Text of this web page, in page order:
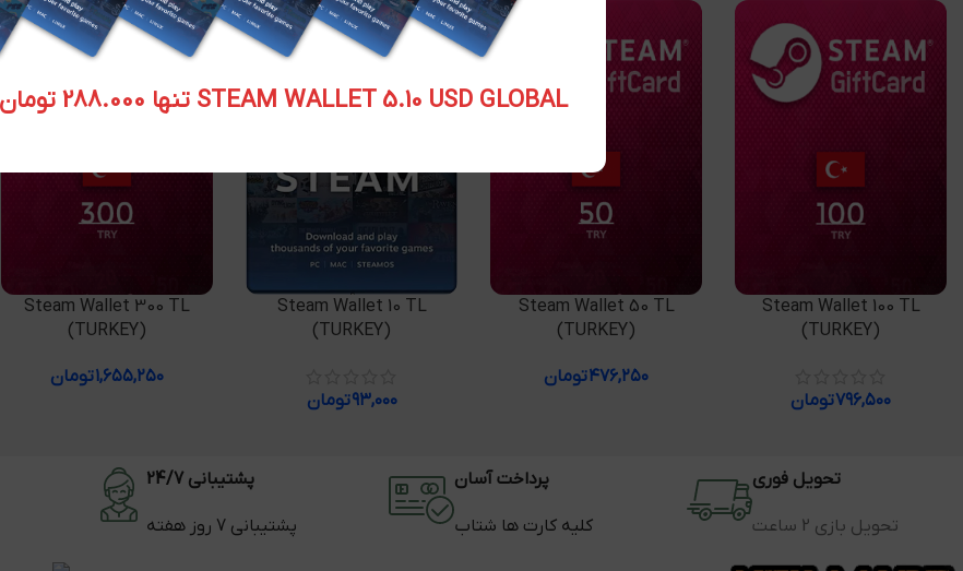
STEAM WALLET 5.10 USD GLOBAL تنها 288.000 تومان تحویل آنی
افزودن به سبد خرید
Steam Wallet 100 TL
(TURKEY)
۷۹۶,۵۰۰تومان
افزودن به سبد خرید
Steam Wallet 50 TL
(TURKEY)
۴۷۶,۲۵۰تومان
افزودن به سبد خرید
Steam Wallet 10 TL
(TURKEY)
۹۳,۰۰۰تومان
افزودن به سبد خرید
Steam Wallet 300 TL
(TURKEY)
۱,۶۵۵,۲۵۰تومان
تحویل فوری
تحویل بازی 2 ساعت
پرداخت آسان
کلیه کارت ها شتاب
پشتیبانی 24/7
پشتیبانی 7 روز هفته